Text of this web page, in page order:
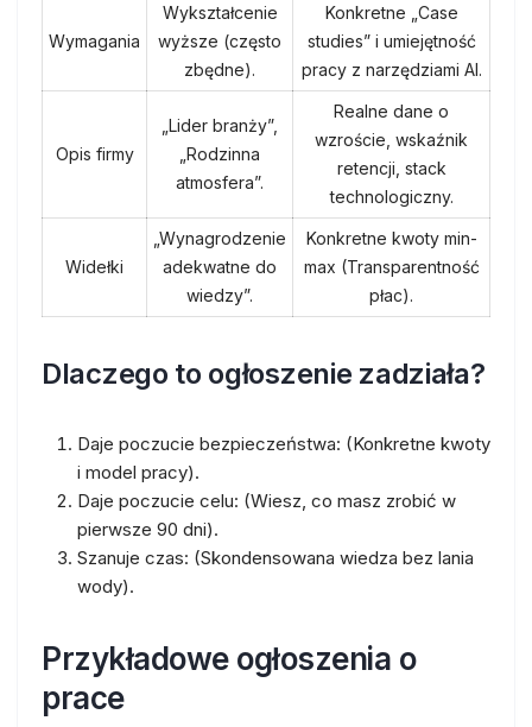
Wymagania
Wykształcenie
wyższe (często
zbędne).
Konkretne „Case
studies” i umiejętność
pracy z narzędziami AI.
Opis firmy
„Lider branży”,
„Rodzinna
atmosfera”.
Realne dane o
wzroście, wskaźnik
retencji, stack
technologiczny.
Widełki
„Wynagrodzenie
adekwatne do
wiedzy”.
Konkretne kwoty min-
max (Transparentność
płac).
Dlaczego to ogłoszenie zadziała?
Daje poczucie bezpieczeństwa: (Konkretne kwoty
i model pracy).
Daje poczucie celu: (Wiesz, co masz zrobić w
pierwsze 90 dni).
Szanuje czas: (Skondensowana wiedza bez lania
wody).
Przykładowe ogłoszenia o
prace